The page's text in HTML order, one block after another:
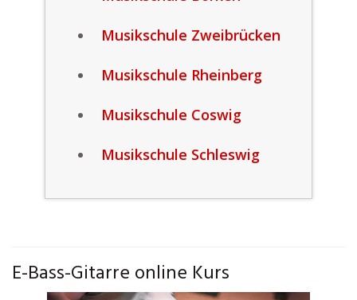
Musikschule Zweibrücken
Musikschule Rheinberg
Musikschule Coswig
Musikschule Schleswig
E-Bass-Gitarre online Kurs